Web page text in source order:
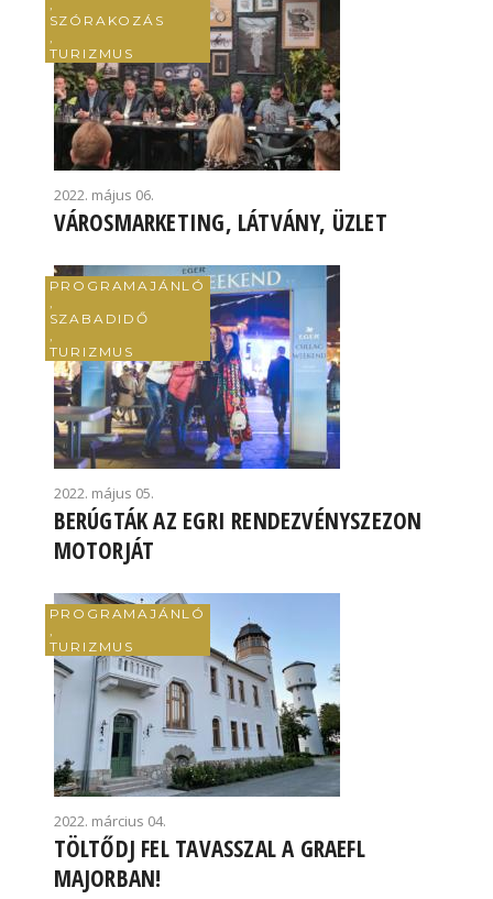
,
SZÓRAKOZÁS
,
TURIZMUS
2022. május 06.
VÁROSMARKETING, LÁTVÁNY, ÜZLET
PROGRAMAJÁNLÓ
,
SZABADIDŐ
,
TURIZMUS
2022. május 05.
BERÚGTÁK AZ EGRI RENDEZVÉNYSZEZON
MOTORJÁT
PROGRAMAJÁNLÓ
,
TURIZMUS
2022. március 04.
TÖLTŐDJ FEL TAVASSZAL A GRAEFL
MAJORBAN!